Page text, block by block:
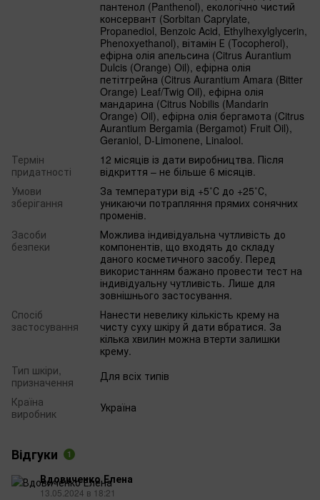
пантенол (Panthenol), екологічно чистий
консервант (Sorbitan Caprylate,
Propanediol, Benzoic Acid, Ethylhexylglycerin,
Phenoxyethanol), вітамін Е (Tocopherol),
ефірна олія апельсина (Citrus Aurantium
Dulcis (Orange) Oil), ефірна олія
петітгрейна (Citrus Aurantium Amara (Bitter
Orange) Leaf/Twig Oil), ефірна олія
мандарина (Citrus Nobilis (Mandarin
Orange) Oil), ефірна олія бергамота (Citrus
Aurantium Bergamia (Bergamot) Fruit Oil),
Geraniol, D-Limonene, Linalool.
Термін
придатності
12 місяців із дати виробництва. Після
відкриття – не більше 6 місяців.
Умови
зберігання
За температури від +5˚С до +25˚С,
уникаючи потрапляння прямих сонячних
променів.
Засоби
безпеки
Можлива індивідуальна чутливість до
компонентів, що входять до складу
даного косметичного засобу. Перед
використанням бажано провести тест на
індивідуальну чутливість. Лише для
зовнішнього застосування.
Спосіб
застосування
Нанести невелику кількість крему на
чисту суху шкіру й дати вбратися. За
кілька хвилин можна втерти залишки
крему.
Тип шкіри,
призначення
Для всіх типів
Країна
виробник
Україна
Відгуки 1
Вдовиченко Елена
13.05.2024 в 18:21